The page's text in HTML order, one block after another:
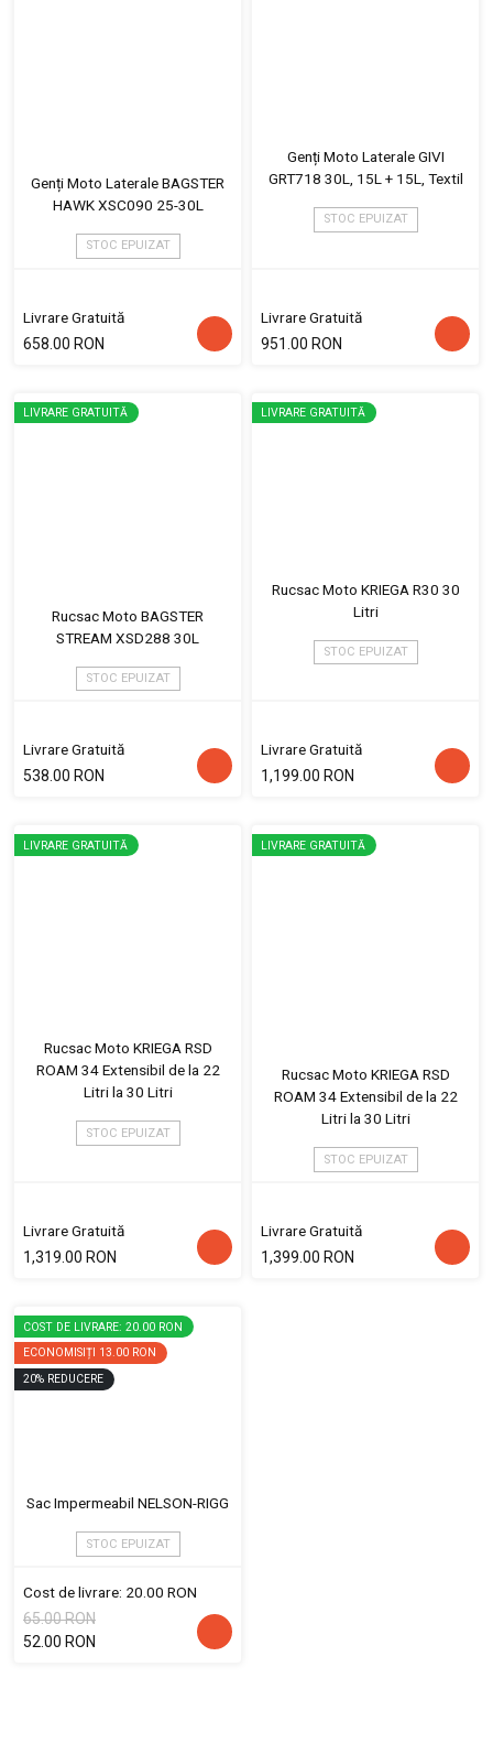
Genți Moto Laterale BAGSTER
HAWK XSC090 25-30L
STOC EPUIZAT
Livrare Gratuită
658.00 RON
Genți Moto Laterale GIVI
GRT718 30L, 15L + 15L, Textil
STOC EPUIZAT
Livrare Gratuită
951.00 RON
LIVRARE GRATUITĂ
Rucsac Moto BAGSTER
STREAM XSD288 30L
STOC EPUIZAT
Livrare Gratuită
538.00 RON
LIVRARE GRATUITĂ
Rucsac Moto KRIEGA R30 30
Litri
STOC EPUIZAT
Livrare Gratuită
1,199.00 RON
LIVRARE GRATUITĂ
Rucsac Moto KRIEGA RSD
ROAM 34 Extensibil de la 22
Litri la 30 Litri
STOC EPUIZAT
Livrare Gratuită
1,319.00 RON
LIVRARE GRATUITĂ
Rucsac Moto KRIEGA RSD
ROAM 34 Extensibil de la 22
Litri la 30 Litri
STOC EPUIZAT
Livrare Gratuită
1,399.00 RON
COST DE LIVRARE: 20.00 RON
ECONOMISIȚI 13.00 RON
20% REDUCERE
Sac Impermeabil NELSON-RIGG
STOC EPUIZAT
Cost de livrare: 20.00 RON
65.00 RON
52.00 RON